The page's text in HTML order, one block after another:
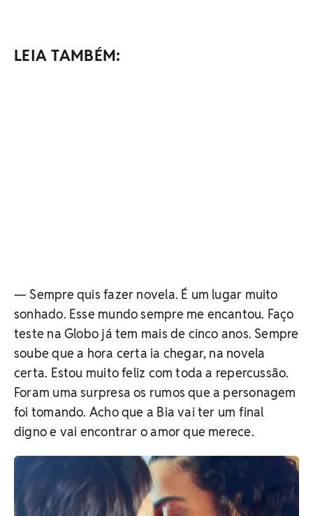
LEIA TAMBÉM:
— Sempre quis fazer novela. É um lugar muito
sonhado. Esse mundo sempre me encantou. Faço
teste na Globo já tem mais de cinco anos. Sempre
soube que a hora certa ia chegar, na novela
certa. Estou muito feliz com toda a repercussão.
Foram uma surpresa os rumos que a personagem
foi tomando. Acho que a Bia vai ter um final
digno e vai encontrar o amor que merece.